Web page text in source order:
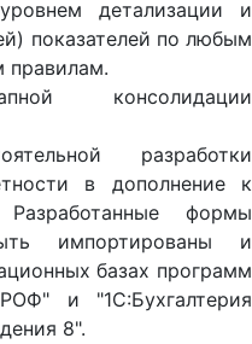
детализации и
показателей по любым
правилам.
консолидации
разработки
в дополнение к
формы
импортированы и
базах программ
и "1С:Бухгалтерия
8".